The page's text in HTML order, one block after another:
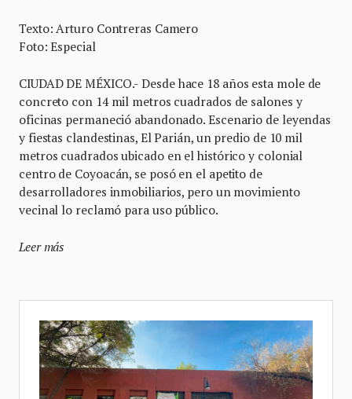
Texto: Arturo Contreras Camero
Foto: Especial
CIUDAD DE MÉXICO.- Desde hace 18 años esta mole de
concreto con 14 mil metros cuadrados de salones y
oficinas permaneció abandonado. Escenario de leyendas
y fiestas clandestinas, El Parián, un predio de 10 mil
metros cuadrados ubicado en el histórico y colonial
centro de Coyoacán, se posó en el apetito de
desarrolladores inmobiliarios, pero un movimiento
vecinal lo reclamó para uso público.
Leer más